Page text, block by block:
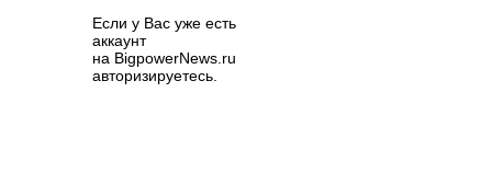
Если у Вас уже есть
аккаунт
на BigpowerNews.ru
авторизируетесь.